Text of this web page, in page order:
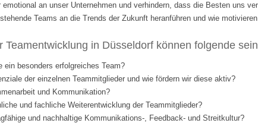
an unser Unternehmen und verhindern, dass die Besten uns
Teams an die Trends der Zukunft heranführen und wie
Teamentwicklung in Düsseldorf können folgende
ein besonders erfolgreiches Team?
der einzelnen Teammitglieder und wie fördern wir diese aktiv?
und Kommunikation?
und fachliche Weiterentwicklung der Teammitglieder?
und nachhaltige Kommunikations-, Feedback- und Streitkultur?